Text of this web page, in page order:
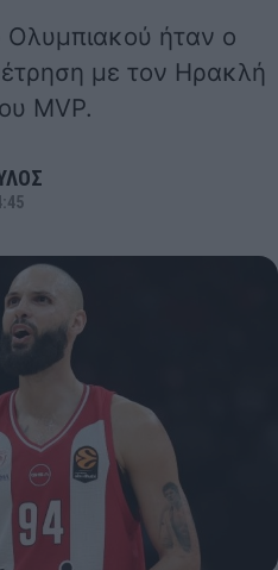
Ολυμπιακού ήταν ο
με τον Ηρακλή
MVP.